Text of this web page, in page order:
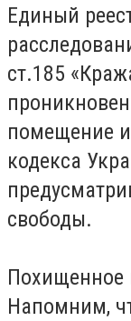
Единый
ст.185
помещение
кодекса
свободы.
Похищенное
Напомним,